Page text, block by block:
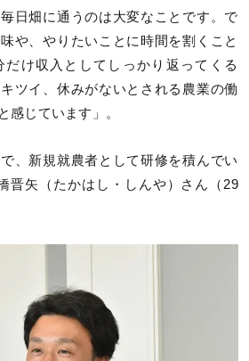
日畑に通うのは大変なことです。で
や、やりたいことに時間を割くこと
だけ収入としてしっかり返ってくる
ツイ、休みがないとされる農業の働
感じています」。
、新規就農者として研修を積んでい
晋矢（たかはし・しんや）さん（29